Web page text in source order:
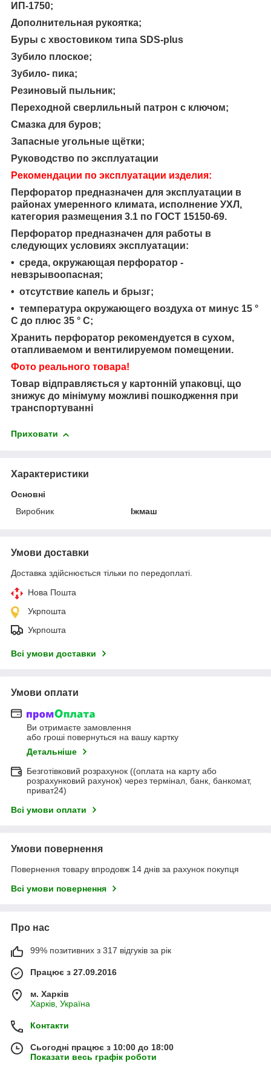
ИП-1750;
Дополнительная рукоятка;
Буры с хвостовиком типа SDS-plus
Зубило плоское;
Зубило- пика;
Резиновый пыльник;
Переходной сверлильный патрон с ключом;
Смазка для буров;
Запасные угольные щётки;
Руководство по эксплуатации
Рекомендации по эксплуатации изделия:
Перфоратор предназначен для эксплуатации в
районах умеренного климата, исполнение УХЛ,
категория размещения 3.1 по ГОСТ 15150-69.
Перфоратор предназначен для работы в
следующих условиях эксплуатации:
• среда, окружающая перфоратор -
невзрывоопасная;
• отсутствие капель и брызг;
• температура окружающего воздуха от минус 15 °
С до плюс 35 ° С;
Хранить перфоратор рекомендуется в сухом,
отапливаемом и вентилируемом помещении.
Фото реального товара!
Товар відправляється у картонній упаковці, що
знижує до мінімуму можливі пошкодження при
транспортуванні
Приховати
Характеристики
Основні
Виробник
Іжмаш
Умови доставки
Доставка здійснюється тільки по передоплаті.
Нова Пошта
Укрпошта
Укрпошта
Всі умови доставки
Умови оплати
Ви отримаєте замовлення
або гроші повернуться на вашу картку
Детальніше
Безготівковий розрахунок ((оплата на карту або
розрахунковий рахунок) через термінал, банк, банкомат,
приват24)
Всі умови оплати
Умови повернення
Повернення товару впродовж 14 днів за рахунок покупця
Всі умови повернення
Про нас
99% позитивних з 317 відгуків за рік
Працює з 27.09.2016
м. Харків
Харків, Україна
Контакти
Сьогодні працює з 10:00 до 18:00
Показати весь графік роботи